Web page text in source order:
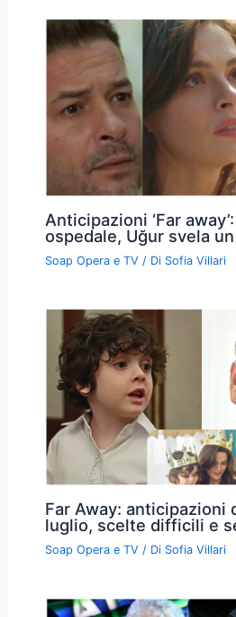
Anticipazioni ‘Far
ospedale, Uğur svela
Soap Opera e TV / Di Sofia Villari
Far Away: anticipazioni
luglio, scelte difficili e
Soap Opera e TV / Di Sofia Villari